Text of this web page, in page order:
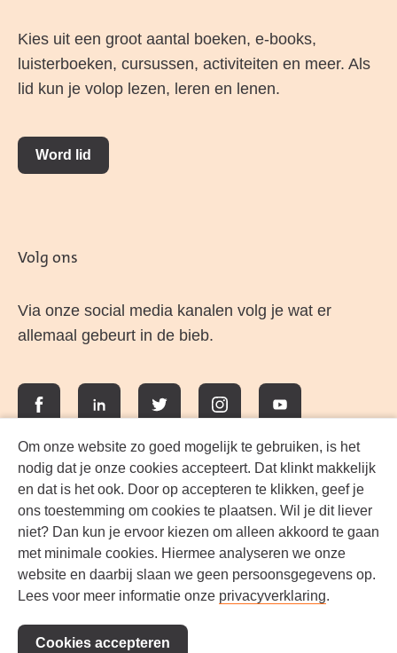
Om onze website zo goed mogelijk te gebruiken, is het
nodig dat je onze cookies accepteert. Dat klinkt makkelijk
en dat is het ook. Door op accepteren te klikken, geef je
ons toestemming om cookies te plaatsen. Wil je dit liever
niet? Dan kun je ervoor kiezen om alleen akkoord te gaan
met minimale cookies. Hiermee analyseren we onze
website en daarbij slaan we geen persoonsgegevens op.
Lees voor meer informatie onze privacyverklaring.
Cookies accepteren
Kies uit een groot aantal boeken, e-books,
luisterboeken, cursussen, activiteiten en meer. Als
lid kun je volop lezen, leren en lenen.
Word lid
Volg ons
Via onze social media kanalen volg je wat er
allemaal gebeurt in de bieb.
FacebookLinkedIn Twitter InstagramYouTube
Werken bij FlevoMeer Bibliotheek